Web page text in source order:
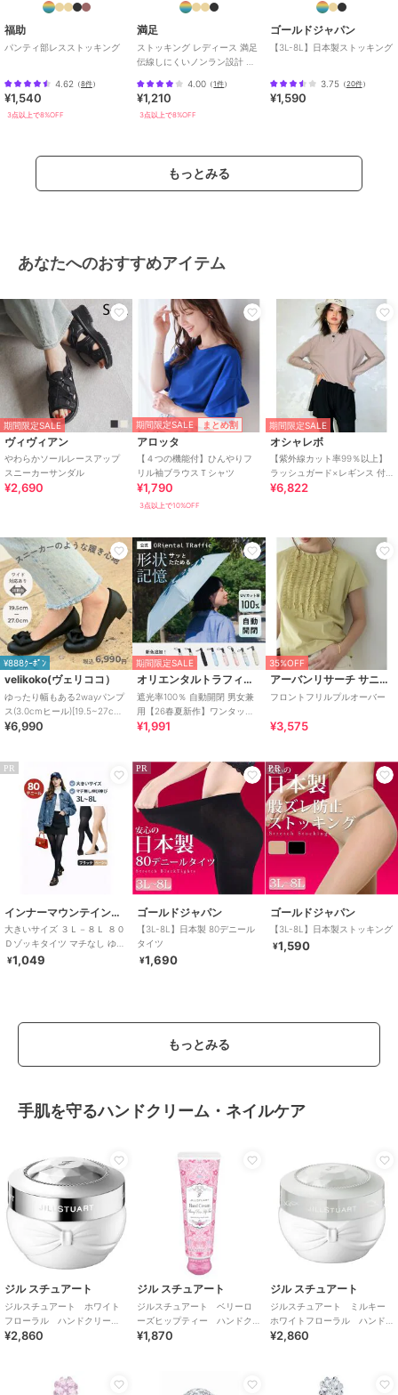
福助
パンティ部レスストッキング
4.62 （8件）
¥1,540
3点以上で8%OFF
満足
ストッキング レディース 満足
伝線しにくいノンラン設計 無
4.00 （1件）
¥1,210
3点以上で8%OFF
ゴールドジャパン
【3L-8L】日本製ストッキング
3.75（20件）
¥1,590
もっとみる
あなたへのおすすめアイテム
期間限定SALE
ヴィヴィアン
やわらかソールレースアップ
スニーカーサンダル
¥2,690
期間限定SALE まとめ割
アロッタ
【４つの機能付】ひんやりフ
リル袖ブラウスＴシャツ
¥1,790
3点以上で10%OFF
期間限定SALE
オシャレボ
【紫外線カット率99％以上】
ラッシュガード×レギンス 付
き タンキニ
¥6,822
¥888ｸｰﾎﾟﾝ
velikoko(ヴェリココ）
ゆったり幅もある2wayパンプ
ス(3.0cmヒール)[19.5~27cm]
ラクチンきれいシューズ
¥6,990
期間限定SALE
オリエンタルトラフィック
遮光率100％ 自動開閉 男女兼
用【26春夏新作】ワンタッチ
晴雨兼用 折りたたみ傘 /G-
¥1,991
35%OFF
アーバンリサーチ サニーレーベル
フロントフリルプルオーバー
¥3,575
PR
インナーマウンテイン９９
大きいサイズ ３Ｌ－８Ｌ ８０
Ｄゾッキタイツ マチなし ゆっ
たり のびのび ブラック ベージ
¥1,049
PR
ゴールドジャパン
【3L-8L】日本製 80デニール
タイツ
¥1,690
PR
ゴールドジャパン
【3L-8L】日本製ストッキング
¥1,590
もっとみる
手肌を守るハンドクリーム・ネイルケア
ジル スチュアート
ジルスチュアート ホワイト
フローラル ハンドクリー
ム ディープモイスチュア
¥2,860
ジル スチュアート
ジルスチュアート ベリーロ
ーズヒップティー ハンドク
リーム
¥1,870
ジル スチュアート
ジルスチュアート ミルキー
ホワイトフローラル ハンド
クリーム ディープモイスチ
¥2,860